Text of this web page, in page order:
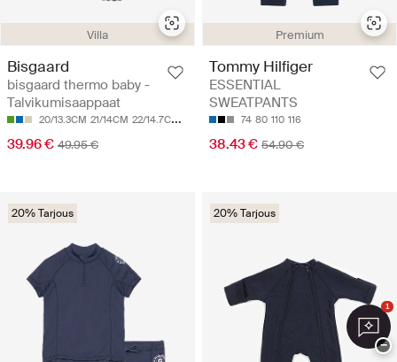
Villa
Bisgaard
bisgaard thermo baby -
Talvikumisaappaat
20/13.3CM 21/14CM 22/14.7CM 23/15.4CM 24/16CM
39.96 € 49.95 €
Premium
Tommy Hilfiger
ESSENTIAL
SWEATPANTS
74 80 110 116
38.43 € 54.90 €
20% Tarjous 20% Tarjous
1
−